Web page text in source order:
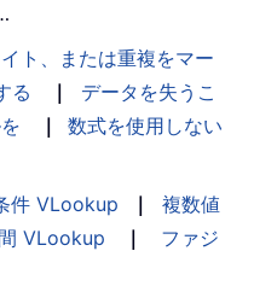
ト、または重複をマー
る ｜
データを失うこ
｜
数式を使用しない
件 VLookup ｜
複数値
VLookup ｜
ファジ